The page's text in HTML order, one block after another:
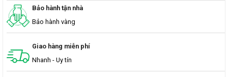
Bảo hành tận nhà
Bảo hành vàng
Giao hàng miễn phí
Nhanh - Uy tín